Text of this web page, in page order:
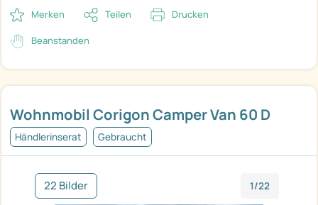
Wohnmobil Corigon Camper Van 60 D
Händlerinserat Gebraucht
22 Bilder 1/22
Merken Teilen Drucken
Beanstanden